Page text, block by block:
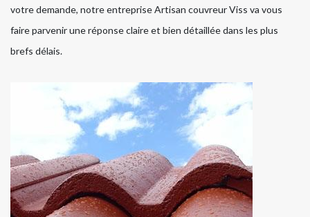
votre demande, notre entreprise Artisan couvreur Viss va vous
faire parvenir une réponse claire et bien détaillée dans les plus
brefs délais.